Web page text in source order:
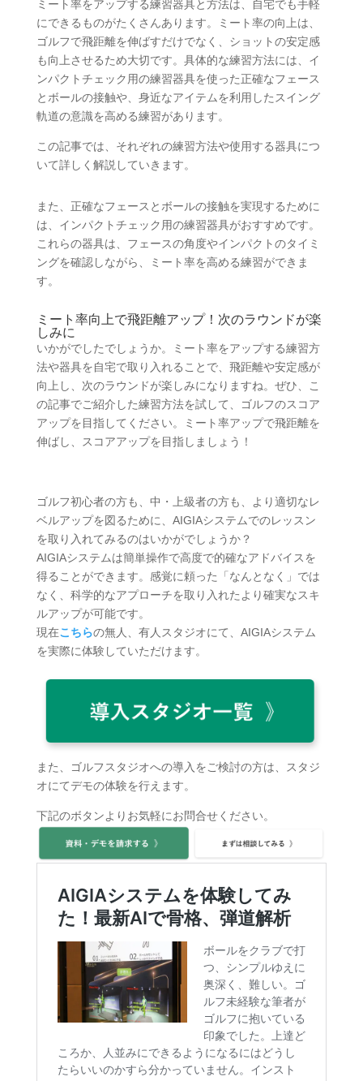
ミート率をアップする練習器具と方法は、自宅でも手軽
にできるものがたくさんあります。ミート率の向上は、
ゴルフで飛距離を伸ばすだけでなく、ショットの安定感
も向上させるため大切です。具体的な練習方法には、イ
ンパクトチェック用の練習器具を使った正確なフェース
とボールの接触や、身近なアイテムを利用したスイング
軌道の意識を高める練習があります。
この記事では、それぞれの練習方法や使用する器具につ
いて詳しく解説していきます。
また、正確なフェースとボールの接触を実現するために
は、インパクトチェック用の練習器具がおすすめです。
これらの器具は、フェースの角度やインパクトのタイミ
ングを確認しながら、ミート率を高める練習ができま
す。
ミート率向上で飛距離アップ！次のラウンドが楽
しみに
いかがでしたでしょうか。ミート率をアップする練習方
法や器具を自宅で取り入れることで、飛距離や安定感が
向上し、次のラウンドが楽しみになりますね。ぜひ、こ
の記事でご紹介した練習方法を試して、ゴルフのスコア
アップを目指してください。ミート率アップで飛距離を
伸ばし、スコアアップを目指しましょう！
ゴルフ初心者の方も、中・上級者の方も、より適切なレ
ベルアップを図るために、AIGIAシステムでのレッスン
を取り入れてみるのはいかがでしょうか？
AIGIAシステムは簡単操作で高度で的確なアドバイスを
得ることができます。感覚に頼った「なんとなく」では
なく、科学的なアプローチを取り入れたより確実なスキ
ルアップが可能です。
現在こちらの無人、有人スタジオにて、AIGIAシステム
を実際に体験していただけます。
また、ゴルフスタジオへの導入をご検討の方は、スタジ
オにてデモの体験を行えます。
下記のボタンよりお気軽にお問合せください。